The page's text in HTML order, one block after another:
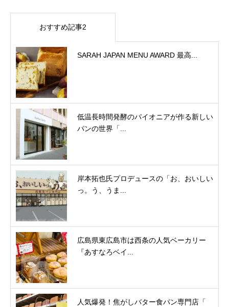
おすすめ記事2
SARAH JAPAN MENU AWARD 最高...
低温長時間発酵のパイオニアが作る新しい
パンの世界「...
岸本拓也氏プロデュースの「お、おいしい
っ。う、うま...
広島県東広島市は西条の人気ベーカリー
『あすなろベイ...
人気爆発！焦がしバター食パン専門店「